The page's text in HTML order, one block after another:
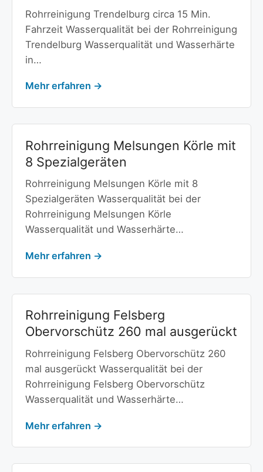
Rohrreinigung Trendelburg circa 15 Min.
Fahrzeit Wasserqualität bei der Rohrreinigung
Trendelburg Wasserqualität und Wasserhärte
in…
Mehr erfahren →
Rohrreinigung Melsungen Körle mit
8 Spezialgeräten
Rohrreinigung Melsungen Körle mit 8
Spezialgeräten Wasserqualität bei der
Rohrreinigung Melsungen Körle
Wasserqualität und Wasserhärte…
Mehr erfahren →
Rohrreinigung Felsberg
Obervorschütz 260 mal ausgerückt
Rohrreinigung Felsberg Obervorschütz 260
mal ausgerückt Wasserqualität bei der
Rohrreinigung Felsberg Obervorschütz
Wasserqualität und Wasserhärte…
Mehr erfahren →